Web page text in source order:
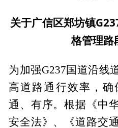
关于广信区郑坊镇
格管理路
为加强G237国道沿线
高道路通行效率，
通、有序。根据《中
安全法》、《道路交